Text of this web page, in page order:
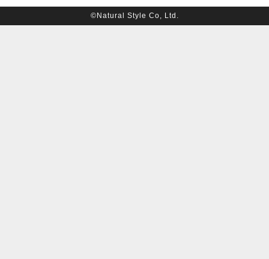
©Natural Style Co, Ltd.